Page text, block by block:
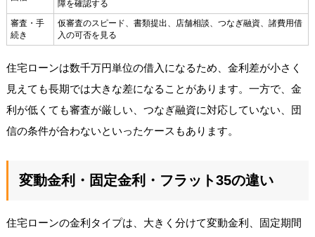
障を確認する
審査・手
続き
仮審査のスピード、書類提出、店舗相談、つなぎ融資、諸費用借
入の可否を見る
住宅ローンは数千万円単位の借入になるため、金利差が小さく
見えても長期では大きな差になることがあります。一方で、金
利が低くても審査が厳しい、つなぎ融資に対応していない、団
信の条件が合わないといったケースもあります。
変動金利・固定金利・フラット35の違い
住宅ローンの金利タイプは、大きく分けて変動金利、固定期間